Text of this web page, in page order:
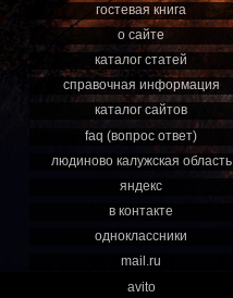
гостевая книга
о сайте
каталог статей
справочная информация
каталог сайтов
faq (вопрос ответ)
людиново калужская область
яндекс
в контакте
одноклассники
mail.ru
avito